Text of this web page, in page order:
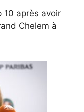
10 après avoir
Chelem à